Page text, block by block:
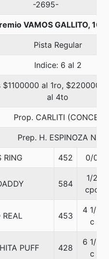
-2695-
VAMOS GALLITO,
Pista Regular
Indice: 6 al 2
$1100000 al 1ro, $220000
al 4to
Prop. CARLITI (CONCE)
Prep. H. ESPINOZA N.
RING 452 0/0
584
1/2
cpo
REAL 453
4 1/4
c
PUFF 428
6 1/2
c